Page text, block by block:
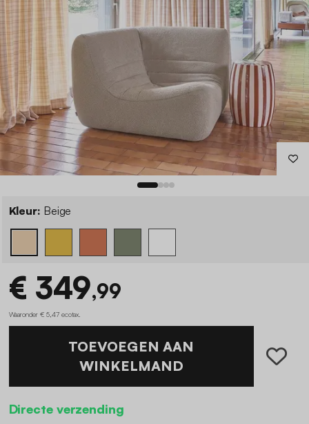
Kleur: Beige
€ 349,99
Waaronder € 5,47 ecotax
TOEVOEGEN AAN
WINKELMAND
Directe verzending